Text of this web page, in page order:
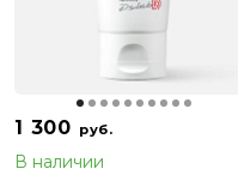
1 300 руб.
В наличии